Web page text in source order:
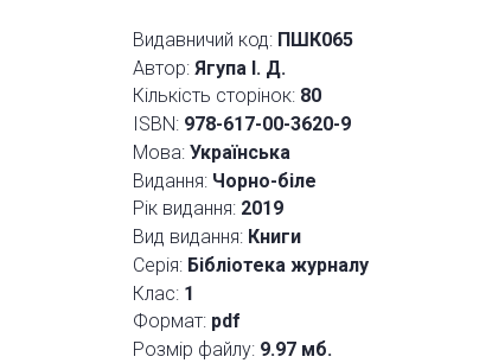
Видавничий код: ПШК065
Автор: Ягупа І. Д.
Кількість сторінок: 80
ISBN: 978-617-00-3620-9
Мова: Українська
Видання: Чорно-біле
Рік видання: 2019
Вид видання: Книги
Серія: Бібліотека журналу
Клас: 1
Формат: pdf
Розмір файлу: 9.97 мб.